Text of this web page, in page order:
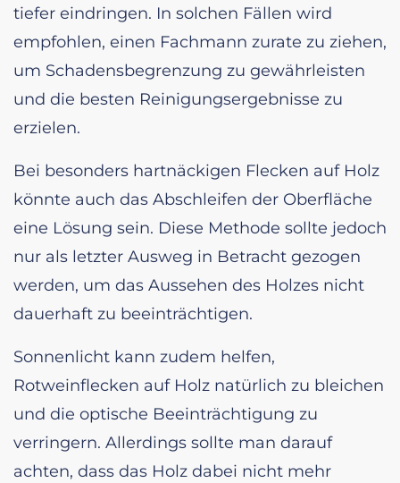
tiefer eindringen. In solchen Fällen wird
empfohlen, einen Fachmann zurate zu ziehen,
um Schadensbegrenzung zu gewährleisten
und die besten Reinigungsergebnisse zu
erzielen.
Bei besonders hartnäckigen Flecken auf Holz
könnte auch das Abschleifen der Oberfläche
eine Lösung sein. Diese Methode sollte jedoch
nur als letzter Ausweg in Betracht gezogen
werden, um das Aussehen des Holzes nicht
dauerhaft zu beeinträchtigen.
Sonnenlicht kann zudem helfen,
Rotweinflecken auf Holz natürlich zu bleichen
und die optische Beeinträchtigung zu
verringern. Allerdings sollte man darauf
achten, dass das Holz dabei nicht mehr